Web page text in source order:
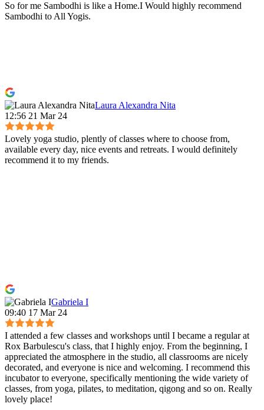
So for me Sambodhi is like a Home.I Would highly recommend
Sambodhi to All Yogis.
Laura Alexandra Nita
12:56 21 Mar 24
Lovely yoga studio, plently of classes where to choose from,
available every day, nice events and retreats. I would definitely
recommend it to my friends.
Gabriela I
09:40 17 Mar 24
I attended a few classes and workshops until I became a regular at
Rox Barbulescu's class, that I highly enjoy. From the beginning, I
appreciated the atmosphere in the studio, all classrooms are nicely
decorated, and everyone is nice and welcoming. I recommend this
incubator to everyone, specifically mentioning the wide variety of
classes, from yoga, pilates, to meditation, qigong and so on. Really
lovely place!